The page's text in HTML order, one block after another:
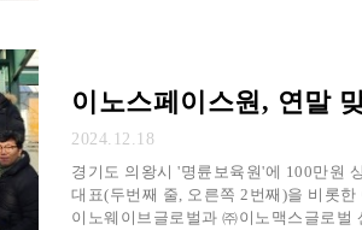
이노스페이스원, 연말
2024.12.18
경기도 의왕시 '명륜보육원'에 100만원
대표(두번째 줄, 오른쪽 2번째)을 비롯
이노웨이브글로벌과 ㈜이노맥스글로벌